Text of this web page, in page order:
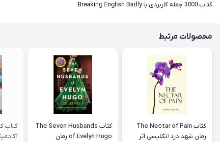
کتاب 3000 جمله کاربردی با Breaking English Badly
محصولات مرتبط
کتاب The Nectar of Pain
رمان شهد درد انگلیسی اثر
کتاب The Seven Husbands
of Evelyn Hugo رمان
کتاب